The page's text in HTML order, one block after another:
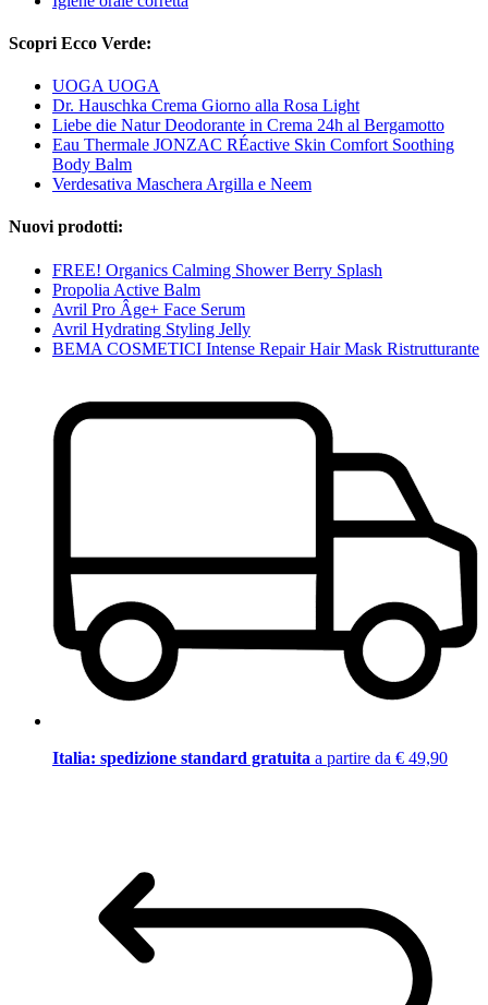
Scopri Ecco Verde:
UOGA UOGA
Dr. Hauschka Crema Giorno alla Rosa Light
Liebe die Natur Deodorante in Crema 24h al Bergamotto
Eau Thermale JONZAC RÉactive Skin Comfort Soothing
Body Balm
Verdesativa Maschera Argilla e Neem
Nuovi prodotti:
FREE! Organics Calming Shower Berry Splash
Propolia Active Balm
Avril Pro Âge+ Face Serum
Avril Hydrating Styling Jelly
BEMA COSMETICI Intense Repair Hair Mask Ristrutturante
Italia: spedizione standard gratuita a partire da € 49,90